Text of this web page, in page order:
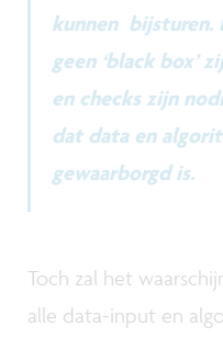
kunnen bijsturen.
geen ‘black box’
en checks zijn
dat data en
gewaarborgd is.
Toch zal het
alle data-input en